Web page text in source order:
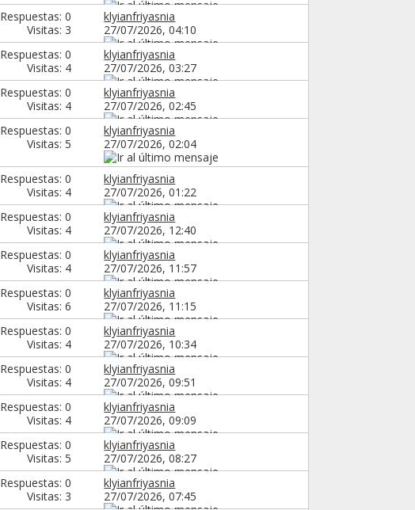
Respuestas: 0
Visitas: 3
klyianfriyasnia
27/07/2026,04:10
Respuestas: 0
Visitas: 4
klyianfriyasnia
27/07/2026,03:27
Respuestas: 0
Visitas: 4
klyianfriyasnia
27/07/2026,02:45
Respuestas: 0
Visitas: 5
klyianfriyasnia
27/07/2026,02:04
Respuestas: 0
Visitas: 4
klyianfriyasnia
27/07/2026,01:22
Respuestas: 0
Visitas: 4
klyianfriyasnia
27/07/2026, 12:40
Respuestas: 0
Visitas: 4
klyianfriyasnia
27/07/2026, 11:57
Respuestas: 0
Visitas: 6
klyianfriyasnia
27/07/2026, 11:15
Respuestas: 0
Visitas: 4
klyianfriyasnia
27/07/2026, 10:34
Respuestas: 0
Visitas: 4
klyianfriyasnia
27/07/2026,09:51
Respuestas: 0
Visitas: 4
klyianfriyasnia
27/07/2026,09:09
Respuestas: 0
Visitas: 5
klyianfriyasnia
27/07/2026,08:27
Respuestas: 0
Visitas: 3
klyianfriyasnia
27/07/2026,07:45